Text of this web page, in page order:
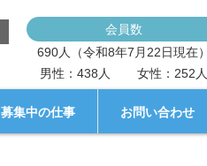
会員数
690人（令和8年7月22日現在）
男性：438人
女性：252人
募集中の仕事 お問い合わせ